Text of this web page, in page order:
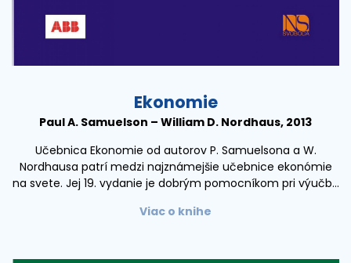
Ekonomie
Paul A. Samuelson – William D. Nordhaus, 2013
Učebnica Ekonomie od autorov P. Samuelsona a W.
Nordhausa patrí medzi najznámejšie učebnice ekonómie
na svete. Jej 19. vydanie je dobrým pomocníkom pri výučbe
pochopiť základné princípy fungovania trhovej ekonomiky.
Viac o knihe